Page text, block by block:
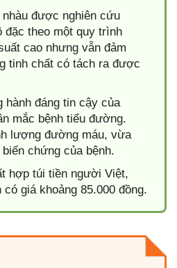
được nghiên cứu
đặc theo một quy trình
cao nhưng vẫn đảm
tinh chất có tách ra được
hành đáng tin cậy của
mắc bệnh tiểu đường.
lượng đường máu, vừa
chứng của bệnh.
hợp túi tiền người Việt,
có giá khoảng 85.000 đồng.